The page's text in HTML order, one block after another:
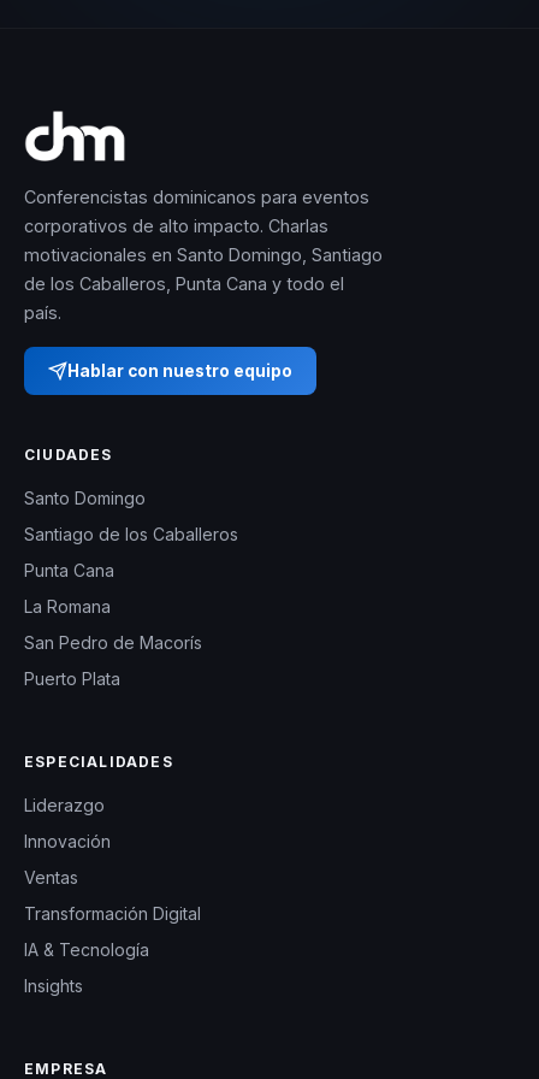
Conferencistas dominicanos para eventos
corporativos de alto impacto. Charlas
motivacionales en Santo Domingo, Santiago
de los Caballeros, Punta Cana y todo el
país.
Hablar con nuestro equipo
CIUDADES
Santo Domingo
Santiago de los Caballeros
Punta Cana
La Romana
San Pedro de Macorís
Puerto Plata
ESPECIALIDADES
Liderazgo
Innovación
Ventas
Transformación Digital
IA & Tecnología
Insights
EMPRESA